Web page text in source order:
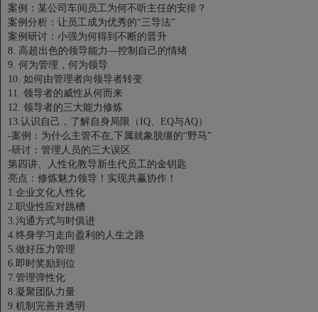
案例：某公司车间员工为何不听主任的安排？
案例分析：让员工成为优秀的“三导法”
案例研讨：小强为何得到不断的晋升
8. 高超出色的领导能力—控制自己的情绪
9. 何为管理，何为领导
10. 如何由管理者向领导者转变
11. 领导者的威性从何而来
12. 领导者的三大能力修炼
13.认识自己，了解自身局限（IQ、EQ与AQ）
-案例：为什么主管不在,下属就象脱缰的“野马”
-研讨：管理人员的三大误区
第四讲、人性化教导新生代员工的金钥匙
亮点：修炼魅力领导！实现共赢协作！
1.企业文化人性化
2.职业性应对跳槽
3.沟通方式与时俱进
4.终身学习走向盈利的人生之路
5.做好压力管理
6.即时奖励到位
7.管理弹性化
8.凝聚团队力量
9.机制完善并透明